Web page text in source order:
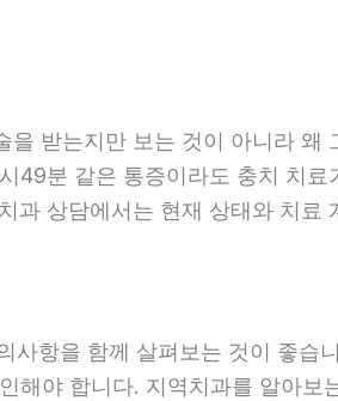
받는지만 보는 것이 아니라 왜
분 같은 통증이라도 충치 치
상담에서는 현재 상태와 치료
항을 함께 살펴보는 것이 좋습
야 합니다. 지역치과를 알아